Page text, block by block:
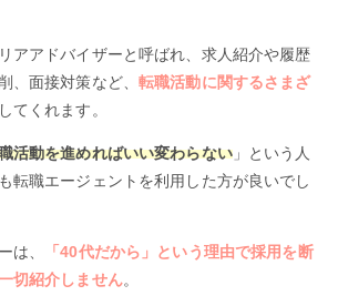
アアドバイザーと呼ばれ、求人紹介や履歴
、面接対策など、転職活動に関するさまざ
してくれます。
活動を進めればいい変わらない」という人
転職エージェントを利用した方が良いでし
は、
「40代だから」という理由で採用を断
切紹介しません。